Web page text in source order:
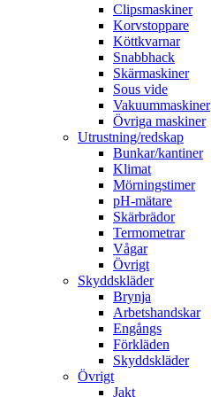
Clipsmaskiner
Korvstoppare
Köttkvarnar
Snabbhack
Skärmaskiner
Sous vide
Vakuummaskiner
Övriga maskiner
Utrustning/redskap
Bunkar/kantiner
Klimat
Mörningstimer
pH-mätare
Skärbrädor
Termometrar
Vågar
Övrigt
Skyddskläder
Brynja
Arbetshandskar
Engångs
Förkläden
Skyddskläder
Övrigt
Jakt